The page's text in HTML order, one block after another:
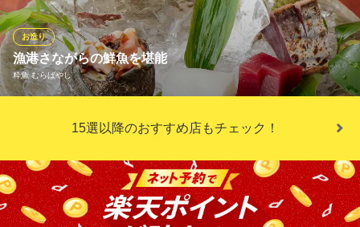
ら、朝取れ→昼セリを終えた直後の新鮮魚介が、毎日直送で届き
ます。内容は日替わり。日々の仕入れ状況は店頭でご確認くださ
い。
個室と地肴 北新地 心屋 本通り店
ＪＲ東西線北新地駅 徒歩4分
大阪府大阪市北区曽根崎新地1-1-41 アストリアジロービルB1
漁港さながらの鮮魚を堪能
粋魚 むらばやし
お造り
品質の良い鮮魚を仕入れるため、信頼のおける漁師さんと毎朝連
絡を取り合い、納得できるものだけを仕入れています。コースで
盛り合わせ」をご提供。お客様はもちろん、仕入れに関わるすべ
ての方に感謝の気持ちをもって、心を込めた料理をお出ししてい
ます。
15選以降のおすすめ店もチェック！